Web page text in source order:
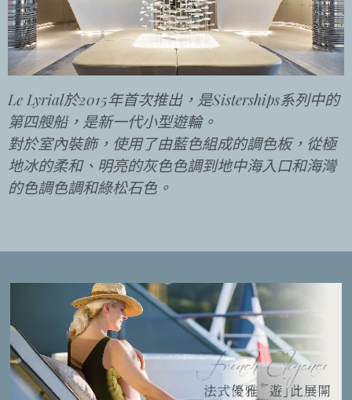
Le Lyrial於2015年首次推出，是Sisterships系列中的
第四艘船，是新一代小型遊輪。
對於室內裝飾，使用了由藍色組成的調色板，從極
地冰的柔和、明亮的灰色色調到地中海入口和海灣
的色調色調和綠松石色。